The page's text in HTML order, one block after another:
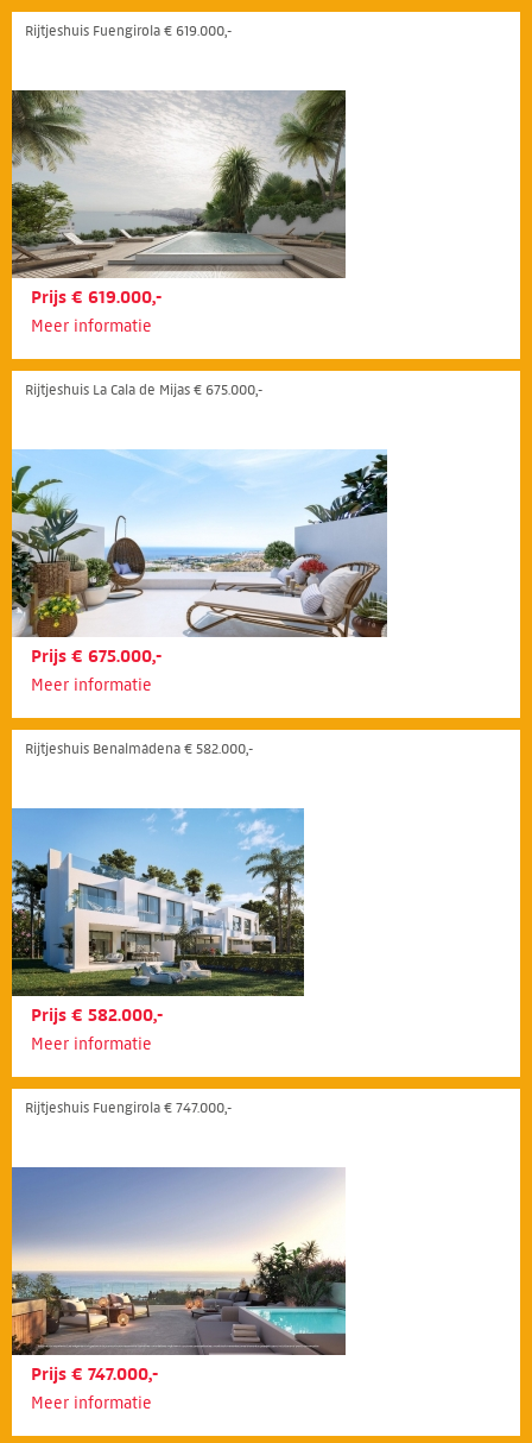
Rijtjeshuis Fuengirola € 619.000,-
Prijs € 619.000,-
Meer informatie
Rijtjeshuis La Cala de Mijas € 675.000,-
Prijs € 675.000,-
Meer informatie
Rijtjeshuis Benalmádena € 582.000,-
Prijs € 582.000,-
Meer informatie
Rijtjeshuis Fuengirola € 747.000,-
Prijs € 747.000,-
Meer informatie